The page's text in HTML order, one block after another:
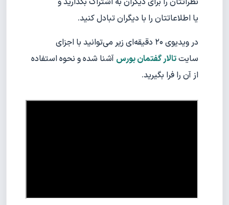
یا اطلاعاتتان را با دیگران تبادل کنید.
در ویدیوی ۲۰ دقیقه‌ای زیر می‌توانید با اجزای
سایتتالار گفتمان بورس آشنا شده و نحوه استفاده
از آن را فرا بگیرید.